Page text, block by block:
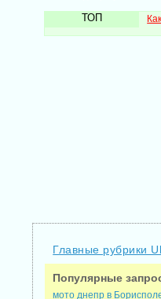
ТОП
Главные рубрики
Популярные
мото днепр в